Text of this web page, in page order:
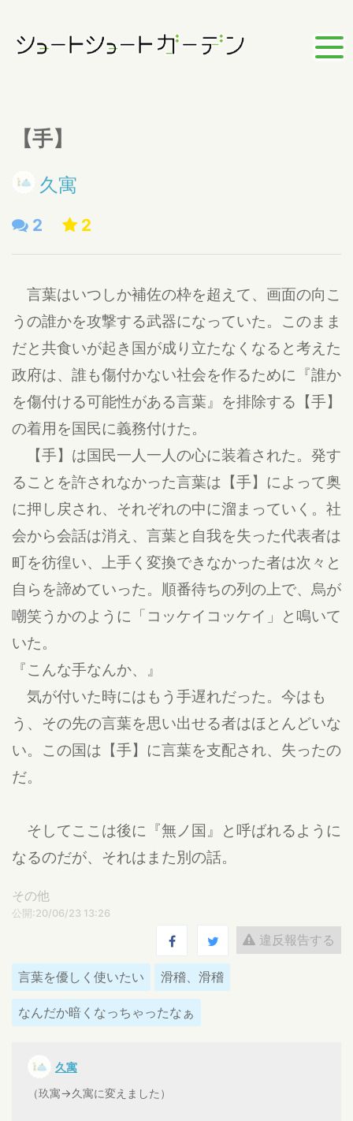
【手】
久寓
2 2
言葉はいつしか補佐の枠を超えて、画面の向こ
うの誰かを攻撃する武器になっていた。このまま
だと共食いが起き国が成り立たなくなると考えた
政府は、誰も傷付かない社会を作るために『誰か
を傷付ける可能性がある言葉』を排除する【手】
の着用を国民に義務付けた。
【手】は国民一人一人の心に装着された。発す
ることを許されなかった言葉は【手】によって奥
に押し戻され、それぞれの中に溜まっていく。社
会から会話は消え、言葉と自我を失った代表者は
町を彷徨い、上手く変換できなかった者は次々と
自らを諦めていった。順番待ちの列の上で、烏が
嘲笑うかのように「コッケイコッケイ」と鳴いて
いた。
『こんな手なんか、』
気が付いた時にはもう手遅れだった。今はも
う、その先の言葉を思い出せる者はほとんどいな
い。この国は【手】に言葉を支配され、失ったの
だ。
そしてここは後に『無ノ国』と呼ばれるように
なるのだが、それはまた別の話。
その他
公開:20/06/23 13:26
違反報告する
言葉を優しく使いたい 滑稽、滑稽
なんだか暗くなっちゃったなぁ
久寓
（玖寓→久寓に変えました）